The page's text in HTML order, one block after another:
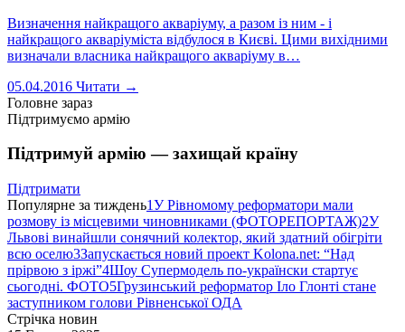
Визначення найкращого акваріуму, а разом із ним - і
найкращого акваріуміста відбулося в Києві. Цими вихідними
визначали власника найкращого акваріуму в…
05.04.2016 Читати →
Головне зараз
Підтримуємо армію
Підтримуй армію — захищай країну
Підтримати
Популярне за тиждень1У Рівномому реформатори мали
розмову із місцевими чиновниками (ФОТОРЕПОРТАЖ)2У
Львові винайшли сонячний колектор, який здатний обігріти
всю оселю3Запускається новий проект Kolona.net: “Над
прірвою з іржі”4Шоу Супермодель по-українски стартує
сьогодні. ФОТО5Грузинський реформатор Іло Глонті стане
заступником голови Рівненської ОДА
Стрічка новин